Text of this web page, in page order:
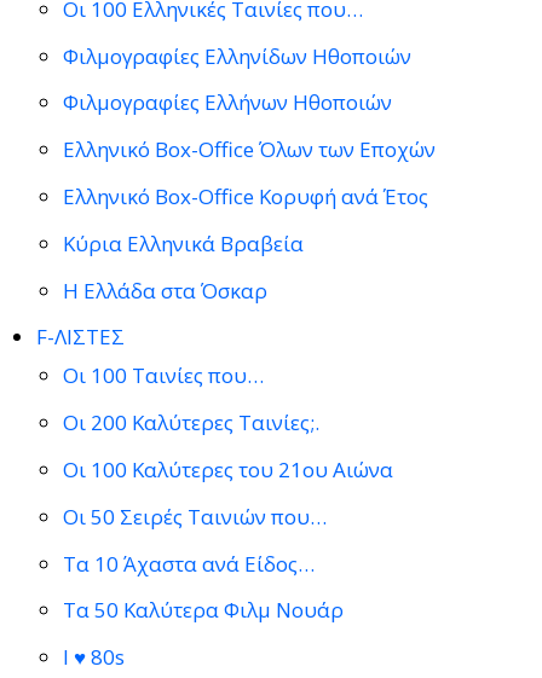
Οι 100 Ελληνικές Ταινίες που…
Φιλμογραφίες Ελληνίδων Ηθοποιών
Φιλμογραφίες Ελλήνων Ηθοποιών
Ελληνικό Box-Office Όλων των Εποχών
Ελληνικό Box-Office Κορυφή ανά Έτος
Κύρια Ελληνικά Βραβεία
Η Ελλάδα στα Όσκαρ
F-ΛΙΣΤΕΣ
Οι 100 Ταινίες που…
Οι 200 Καλύτερες Ταινίες;.
Οι 100 Καλύτερες του 21ου Αιώνα
Οι 50 Σειρές Ταινιών που…
Τα 10 Άχαστα ανά Είδος…
Τα 50 Καλύτερα Φιλμ Νουάρ
I ♥ 80s